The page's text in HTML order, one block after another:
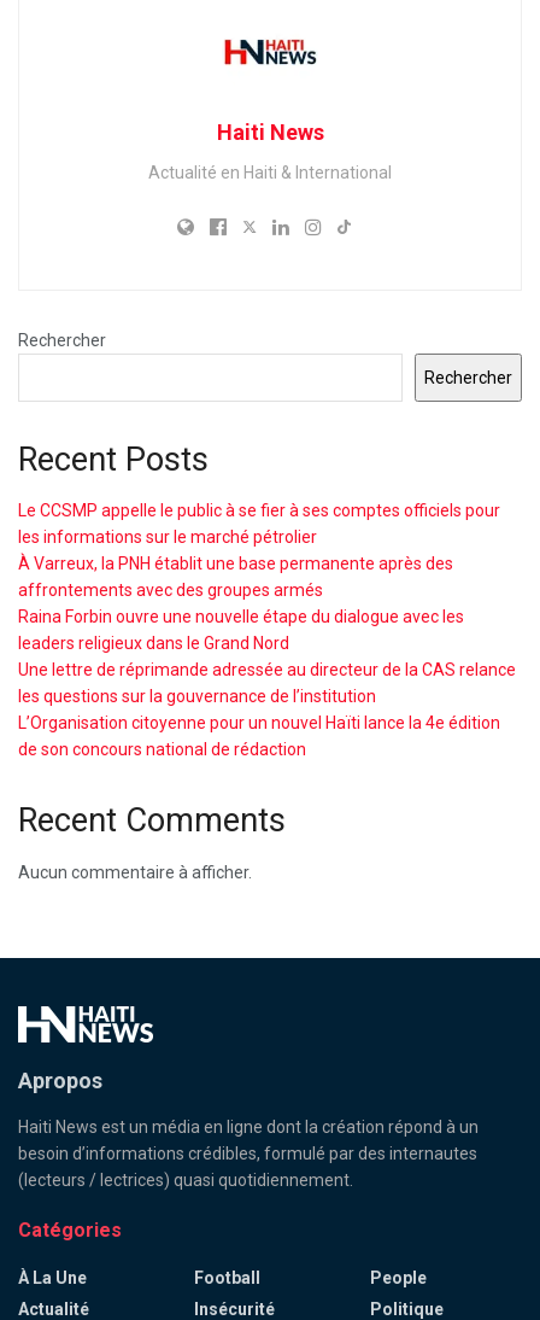
Haiti News
Actualité en Haiti & International
Rechercher
Rechercher
Recent Posts
Le CCSMP appelle le public à se fier à ses comptes officiels pour
les informations sur le marché pétrolier
À Varreux, la PNH établit une base permanente après des
affrontements avec des groupes armés
Raina Forbin ouvre une nouvelle étape du dialogue avec les
leaders religieux dans le Grand Nord
Une lettre de réprimande adressée au directeur de la CAS relance
les questions sur la gouvernance de l’institution
L’Organisation citoyenne pour un nouvel Haïti lance la 4e édition
de son concours national de rédaction
Recent Comments
Aucun commentaire à afficher.
Apropos
Haiti News est un média en ligne dont la création répond à un
besoin d’informations crédibles, formulé par des internautes
(lecteurs / lectrices) quasi quotidiennement.
Catégories
À La Une
Actualité
Football
Insécurité
People
Politique